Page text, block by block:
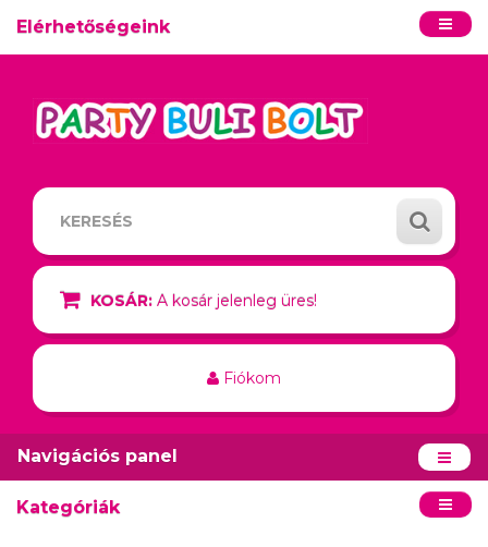
Elérhetőségeink
KOSÁR: A kosár jelenleg üres!
Fiókom
Navigációs panel
Kategóriák